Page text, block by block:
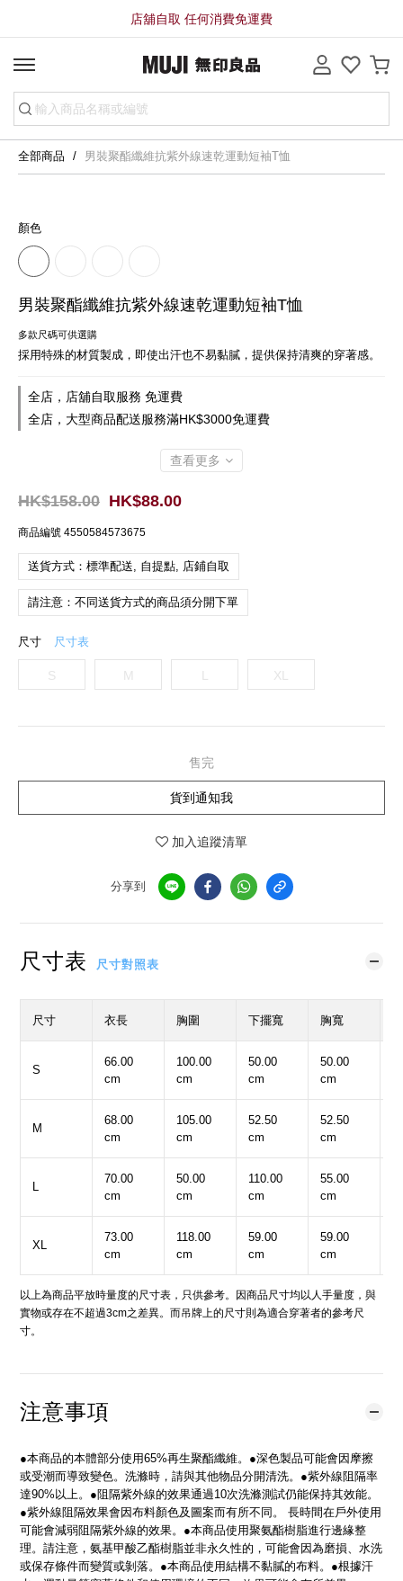
店舖自取 任何消費免運費
全部商品 男裝聚酯纖維抗紫外線速乾運動短袖T恤
顏色
男裝聚酯纖維抗紫外線速乾運動短袖T恤
多款尺碼可供選購
採用特殊的材質製成，即使出汗也不易黏膩，提供保持清爽的穿著感。
全店，店舖自取服務 免運費
全店，大型商品配送服務滿HK$3000免運費
查看更多
HK$88.00
HK$158.00
商品編號 4550584573675
送貨方式：標準配送, 自提點, 店鋪自取
請注意：不同送貨方式的商品須分開下單
尺寸 尺寸表
S M XL
售完
貨到通知我
加入追蹤清單
分享到
尺寸表 尺寸對照表
尺寸 衣長 胸圍 下擺寬 胸寬
S
66.00
cm
100.00
cm
50.00
cm
50.00
cm
M
68.00
cm
105.00
cm
52.50
cm
52.50
cm
L
70.00
cm
50.00
cm
110.00
cm
55.00
cm
XL
73.00
cm
118.00
cm
59.00
cm
59.00
cm
以上為商品平放時量度的尺寸表，只供參考。因商品尺寸均以人手量度，與
實物或存在不超過3cm之差異。而吊牌上的尺寸則為適合穿著者的參考尺
寸。
注意事項
●本商品的本體部分使用65%再生聚酯纖維。●深色製品可能會因摩擦
或受潮而導致變色。洗滌時，請與其他物品分開清洗。●紫外線阻隔率
達90%以上。●阻隔紫外線的效果通過10次洗滌測試仍能保持其效能。
●紫外線阻隔效果會因布料顏色及圖案而有所不同。 長時間在戶外使用
可能會減弱阻隔紫外線的效果。●本商品使用聚氨酯樹脂進行邊緣整
理。請注意，氨基甲酸乙酯樹脂並非永久性的，可能會因為磨損、水洗
或保存條件而變質或剝落。●本商品使用結構不黏膩的布料。●根據汗